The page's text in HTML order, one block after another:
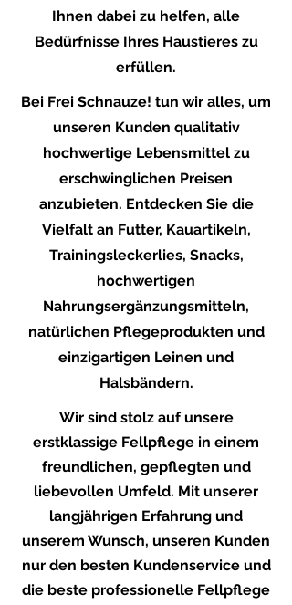
Ihnen dabei zu helfen, alle
Bedürfnisse Ihres Haustieres zu
erfüllen.
Bei Frei Schnauze! tun wir alles, um
unseren Kunden qualitativ
hochwertige Lebensmittel zu
erschwinglichen Preisen
anzubieten. Entdecken Sie die
Vielfalt an Futter, Kauartikeln,
Trainingsleckerlies, Snacks,
hochwertigen
Nahrungsergänzungsmitteln,
natürlichen Pflegeprodukten und
einzigartigen Leinen und
Halsbändern.
Wir sind stolz auf unsere
erstklassige Fellpflege in einem
freundlichen, gepflegten und
liebevollen Umfeld. Mit unserer
langjährigen Erfahrung und
unserem Wunsch, unseren Kunden
nur den besten Kundenservice und
die beste professionelle Fellpflege